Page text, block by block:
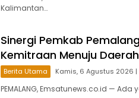
Kalimantan…
Sinergi Pemkab
Kemitraan Menuju
Berita Utama Kamis, 6 Agustus 2026 |
PEMALANG, Emsatunews.co.id —